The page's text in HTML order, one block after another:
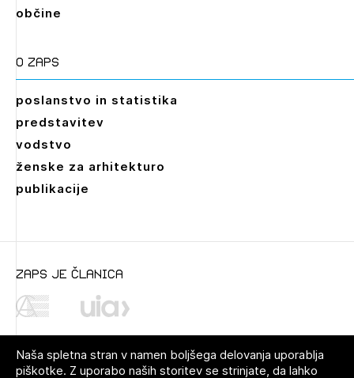
občine
O zaps
poslanstvo in statistika
predstavitev
vodstvo
ženske za arhitekturo
publikacije
zaps je članica
Naša spletna stran v namen boljšega delovanja uporablja
piškotke. Z uporabo naših storitev se strinjate, da lahko